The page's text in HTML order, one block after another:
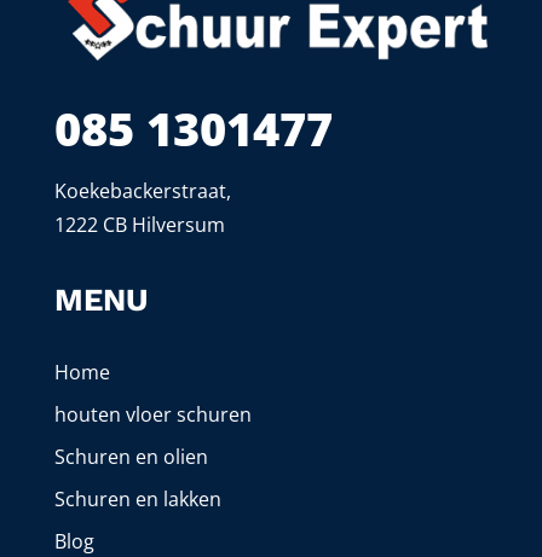
085 1301477
Koekebackerstraat,
1222 CB Hilversum
MENU
Home
houten vloer schuren
Schuren en olien
Schuren en lakken
Blog